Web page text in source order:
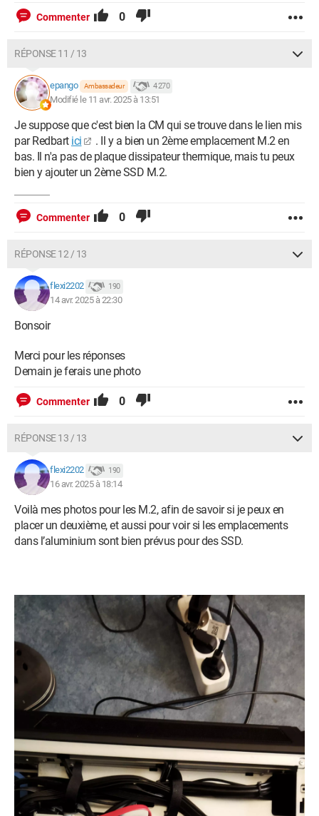
Commenter 0
RÉPONSE 11 / 13
epango Ambassadeur 4 270
Modifié le 11 avr. 2025 à 13:51
Je suppose que c'est bien la CM qui se trouve dans le lien mis
par Redbart ici
. Il y a bien un 2ème emplacement M.2 en
bas. Il n'a pas de plaque dissipateur thermique, mais tu peux
bien y ajouter un 2ème SSD M.2.
Commenter 0
RÉPONSE 12 / 13
flexi2202 190
14 avr. 2025 à 22:30
Bonsoir
Merci pour les réponses
Demain je ferais une photo
Commenter 0
RÉPONSE 13 / 13
flexi2202 190
16 avr. 2025 à 18:14
Voilà mes photos pour les M.2, afin de savoir si je peux en
placer un deuxième, et aussi pour voir si les emplacements
dans l’aluminium sont bien prévus pour des SSD.